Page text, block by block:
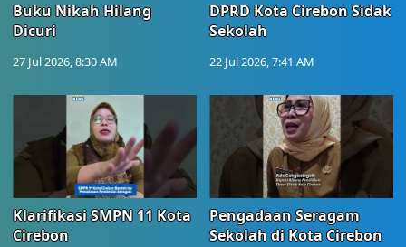
Buku Nikah Hilang
Dicuri
27 Jul 2026, 8:30 AM
DPRD Kota Cirebon Sidak
Sekolah
22 Jul 2026, 7:41 AM
Klarifikasi SMPN 11 Kota
Cirebon
Pengadaan Seragam
Sekolah di Kota Cirebon